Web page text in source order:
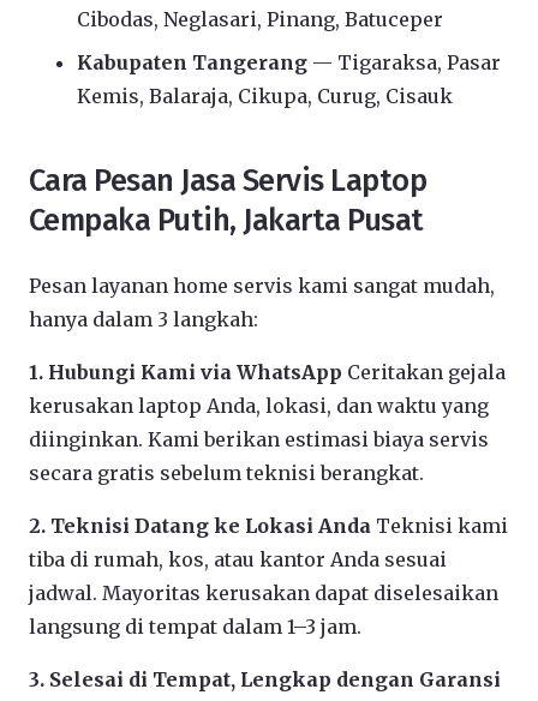
Cibodas, Neglasari, Pinang, Batuceper
Kabupaten Tangerang — Tigaraksa, Pasar
Kemis, Balaraja, Cikupa, Curug, Cisauk
Cara Pesan Jasa Servis Laptop
Cempaka Putih, Jakarta Pusat
Pesan layanan home servis kami sangat mudah,
hanya dalam 3 langkah:
1. Hubungi Kami via WhatsApp Ceritakan gejala
kerusakan laptop Anda, lokasi, dan waktu yang
diinginkan. Kami berikan estimasi biaya servis
secara gratis sebelum teknisi berangkat.
2. Teknisi Datang ke Lokasi Anda Teknisi kami
tiba di rumah, kos, atau kantor Anda sesuai
jadwal. Mayoritas kerusakan dapat diselesaikan
langsung di tempat dalam 1–3 jam.
3. Selesai di Tempat, Lengkap dengan Garansi